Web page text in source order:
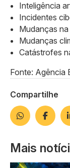
Inteligência
Incidentes
Mudanças
Mudanças
Catástrofes
Fonte: Agência
Compartilhe
Mais